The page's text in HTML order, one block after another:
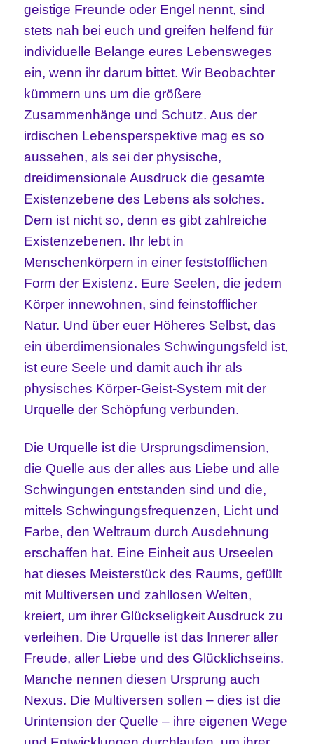
geistige Freunde oder Engel nennt, sind
stets nah bei euch und greifen helfend für
individuelle Belange eures Lebensweges
ein, wenn ihr darum bittet. Wir Beobachter
kümmern uns um die größere
Zusammenhänge und Schutz. Aus der
irdischen Lebensperspektive mag es so
aussehen, als sei der physische,
dreidimensionale Ausdruck die gesamte
Existenzebene des Lebens als solches.
Dem ist nicht so, denn es gibt zahlreiche
Existenzebenen. Ihr lebt in
Menschenkörpern in einer feststofflichen
Form der Existenz. Eure Seelen, die jedem
Körper innewohnen, sind feinstofflicher
Natur. Und über euer Höheres Selbst, das
ein überdimensionales Schwingungsfeld ist,
ist eure Seele und damit auch ihr als
physisches Körper-Geist-System mit der
Urquelle der Schöpfung verbunden.
Die Urquelle ist die Ursprungsdimension,
die Quelle aus der alles aus Liebe und alle
Schwingungen entstanden sind und die,
mittels Schwingungsfrequenzen, Licht und
Farbe, den Weltraum durch Ausdehnung
erschaffen hat. Eine Einheit aus Urseelen
hat dieses Meisterstück des Raums, gefüllt
mit Multiversen und zahllosen Welten,
kreiert, um ihrer Glückseligkeit Ausdruck zu
verleihen. Die Urquelle ist das Innerer aller
Freude, aller Liebe und des Glücklichseins.
Manche nennen diesen Ursprung auch
Nexus. Die Multiversen sollen – dies ist die
Urintension der Quelle – ihre eigenen Wege